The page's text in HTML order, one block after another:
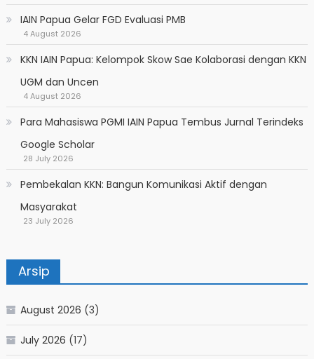
IAIN Papua Gelar FGD Evaluasi PMB
4 August 2026
KKN IAIN Papua: Kelompok Skow Sae Kolaborasi dengan KKN
UGM dan Uncen
4 August 2026
Para Mahasiswa PGMI IAIN Papua Tembus Jurnal Terindeks
Google Scholar
28 July 2026
Pembekalan KKN: Bangun Komunikasi Aktif dengan
Masyarakat
23 July 2026
Arsip
August 2026 (3)
July 2026 (17)